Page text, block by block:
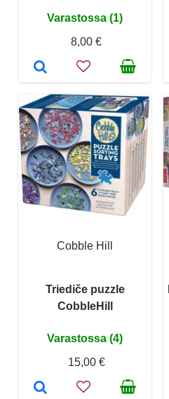
Varastossa (1)
8,00 €
Cobble Hill
Triediče puzzle
CobbleHill
Varastossa (4)
15,00 €